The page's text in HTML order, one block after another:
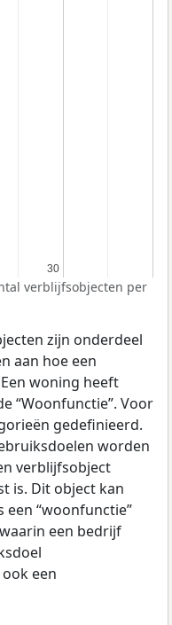
30
30
verblijfsobjecten per
zijn onderdeel
aan hoe een
woning heeft
“Woonfunctie”. Voor
gedefinieerd.
worden
verblijfsobject
is. Dit object kan
een “woonfunctie”
een bedrijf
een